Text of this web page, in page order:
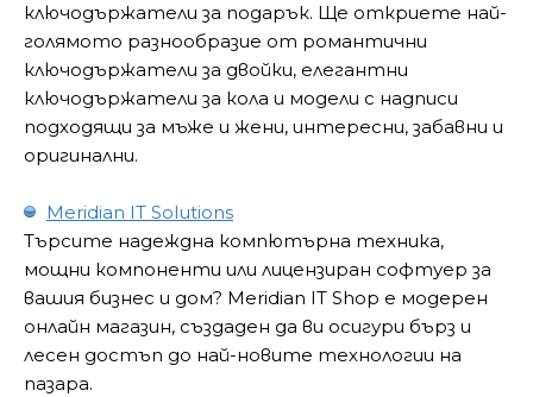
ключодържатели за подарък. Ще откриете най-
голямото разнообразие от романтични
ключодържатели за двойки, елегантни
ключодържатели за кола и модели с надписи
подходящи за мъже и жени, интересни, забавни и
оригинални.
Meridian IT Solutions
Търсите надеждна компютърна техника,
мощни компоненти или лицензиран софтуер за
вашия бизнес и дом? Meridian IT Shop е модерен
онлайн магазин, създаден да ви осигури бърз и
лесен достъп до най-новите технологии на
пазара.